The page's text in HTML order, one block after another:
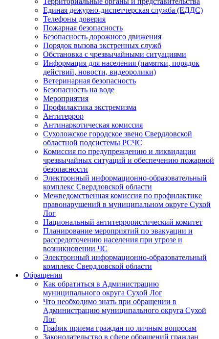
Единая дежурно-диспетчерская служба (ЕДДС)
Телефоны доверия
Пожарная безопасность
Безопасность дорожного движения
Порядок вызова экстренных служб
Обстановка с чрезвычайными ситуациями
Информация для населения (памятки, порядок
действий, новости, видеоролики)
Ветеринарная безопасность
Безопасность на воде
Мероприятия
Профилактика экстремизма
Антитеррор
Антинаркотическая комиссия
Сухоложское городское звено Свердловской
областной подсистемы РСЧС
Комиссия по предупреждению и ликвидации
чрезвычайных ситуаций и обеспечению пожарной
безопасности
Электронный информационно-образовательный
комплекс Cвердловской области
Межведомственная комиссия по профилактике
правонарушений в муниципальном округе Сухой
Лог
Национальный антитеррористический комитет
Планирование мероприятий по эвакуации и
рассредоточению населения при угрозе и
возникновении ЧС
Электронный информационно-образовательный
комплекс Свердловской области
Обращения
Как обратиться в Администрацию
муниципального округа Сухой Лог
Что необходимо знать при обращении в
Администрацию муниципального округа Сухой
Лог
График приема граждан по личным вопросам
Законодательство в сфере обращений граждан